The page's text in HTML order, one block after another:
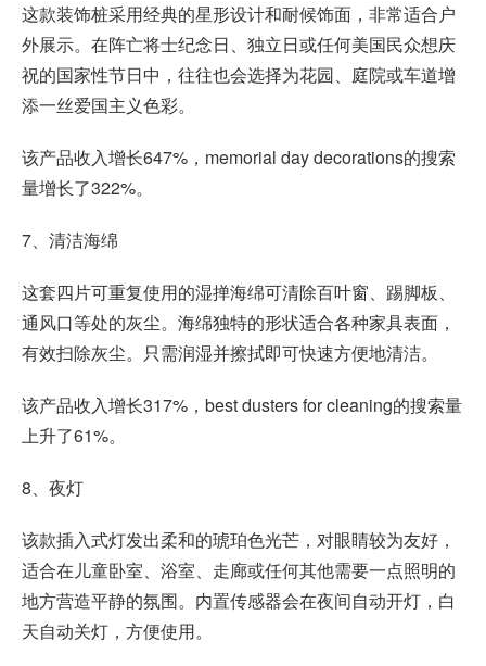
这款装饰桩采用经典的星形设计和耐候饰面，非常适合户
外展示。在阵亡将士纪念日、独立日或任何美国民众想庆
祝的国家性节日中，往往也会选择为花园、庭院或车道增
添一丝爱国主义色彩。
该产品收入增长647%，memorial day decorations的搜索
量增长了322%。
7、清洁海绵
这套四片可重复使用的湿掸海绵可清除百叶窗、踢脚板、
通风口等处的灰尘。海绵独特的形状适合各种家具表面，
有效扫除灰尘。只需润湿并擦拭即可快速方便地清洁。
该产品收入增长317%，best dusters for cleaning的搜索量
上升了61%。
8、夜灯
该款插入式灯发出柔和的琥珀色光芒，对眼睛较为友好，
适合在儿童卧室、浴室、走廊或任何其他需要一点照明的
地方营造平静的氛围。内置传感器会在夜间自动开灯，白
天自动关灯，方便使用。